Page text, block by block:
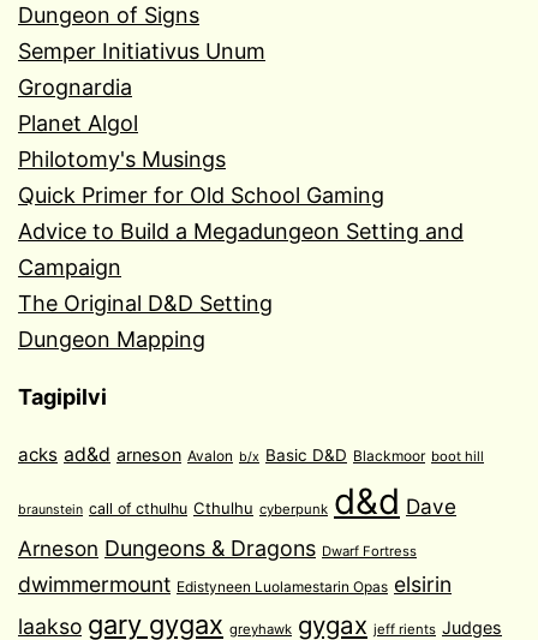
Dungeon of Signs
Semper Initiativus Unum
Grognardia
Planet Algol
Philotomy's Musings
Quick Primer for Old School Gaming
Advice to Build a Megadungeon Setting and
Campaign
The Original D&D Setting
Dungeon Mapping
Tagipilvi
acks ad&d arneson Avalon b/x Basic D&D Blackmoor boot hill
braunstein call of cthulhu Cthulhu cyberpunk d&d Dave
Arneson Dungeons & Dragons Dwarf Fortress
dwimmermount Edistyneen Luolamestarin Opas elsirin
laakso gary gygax greyhawk gygax jeff rients Judges